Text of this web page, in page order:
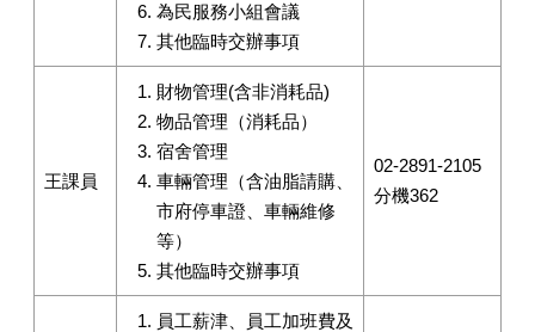
為民服務小組會議
其他臨時交辦事項
王課員
財物管理(含非消耗品)
物品管理（消耗品）
宿舍管理
車輛管理（含油脂請購、
市府停車證、車輛維修
等）
其他臨時交辦事項
02-2891-2105
分機362
員工薪津、員工加班費及